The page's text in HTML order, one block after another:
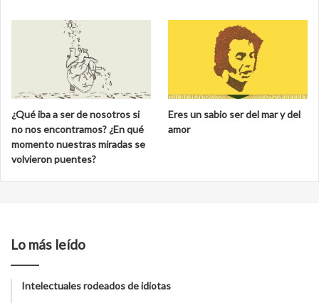
¿Qué iba a ser de nosotros si
no nos encontramos? ¿En qué
momento nuestras miradas se
volvieron puentes?
Eres un sabio ser del mar y del
amor
Lo más leído
Intelectuales rodeados de idiotas